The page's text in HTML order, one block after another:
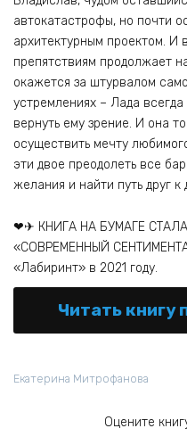
автокатастрофы, но почти
архитектурным проектом. И
препятствиям продолжает
окажется за штурвалом
устремлениях – Лада
вернуть ему зрение. И она
осуществить мечту
эти двое преодолеть все
желания и найти путь друг к
❤✈ КНИГА НА БУМАГЕ
«СОВРЕМЕННЫЙ
«Лабиринт» в 2021 году.
Читать книгу
Екатерина Митрофанова
Оцените